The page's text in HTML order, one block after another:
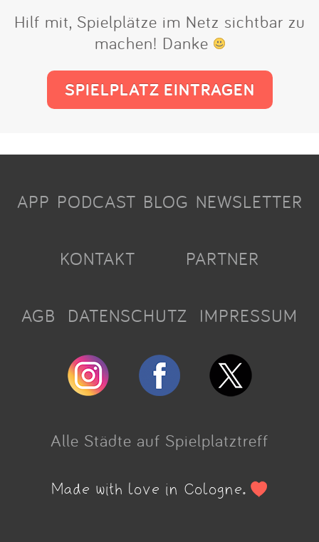
Hilf mit, Spielplätze im Netz sichtbar zu
machen! Danke
SPIELPLATZ EINTRAGEN
APP PODCAST BLOG NEWSLETTER
KONTAKT PARTNER
AGB DATENSCHUTZ IMPRESSUM
Alle Städte auf Spielplatztreff
Made with love in Cologne.